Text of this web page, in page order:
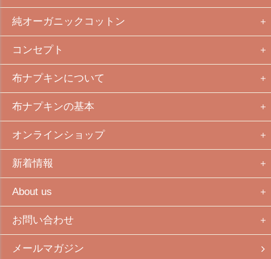
純オーガニックコットン
コンセプト
布ナプキンについて
布ナプキンの基本
オンラインショップ
新着情報
About us
お問い合わせ
メールマガジン